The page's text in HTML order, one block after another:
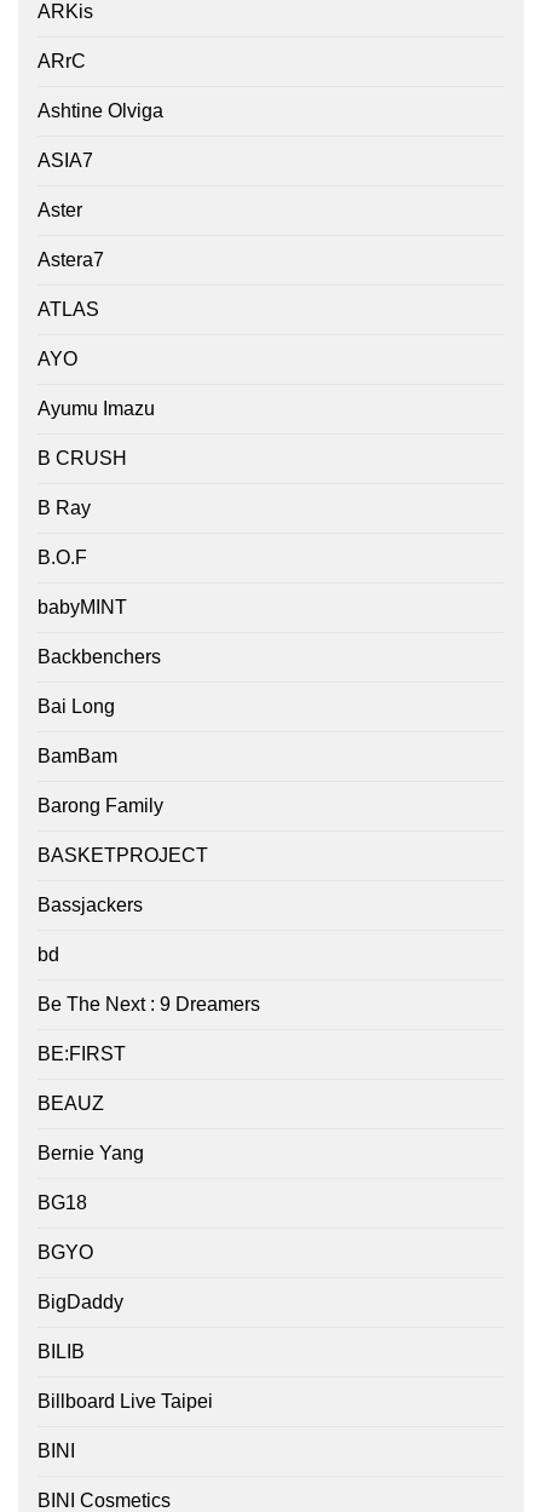
ARKis
ARrC
Ashtine Olviga
ASIA7
Aster
Astera7
ATLAS
AYO
Ayumu Imazu
B CRUSH
B Ray
B.O.F
babyMINT
Backbenchers
Bai Long
BamBam
Barong Family
BASKETPROJECT
Bassjackers
bd
Be The Next : 9 Dreamers
BE:FIRST
BEAUZ
Bernie Yang
BG18
BGYO
BigDaddy
BILIB
Billboard Live Taipei
BINI
BINI Cosmetics